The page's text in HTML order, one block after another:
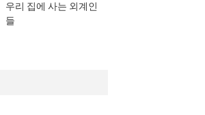
우리 집에 사는 외계인
들